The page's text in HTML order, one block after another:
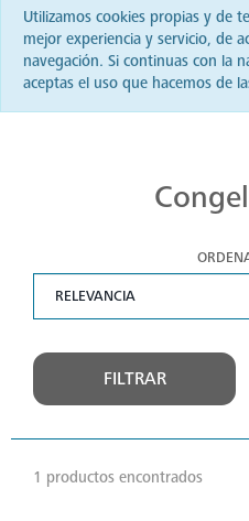
Utilizamos cookies propias y de
mejor experiencia y servicio, de
navegación. Si continuas con la
aceptas el uso que hacemos de
FILTRAR
1 productos encontrados